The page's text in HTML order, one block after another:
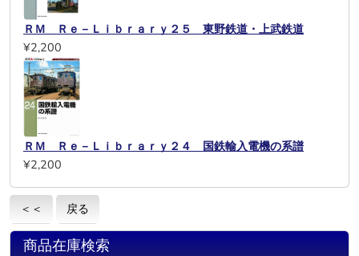
ＲＭ Ｒｅ－Ｌｉｂｒａｒｙ２５ 東野鉄道・上武鉄道
¥2,200
ＲＭ Ｒｅ－Ｌｉｂｒａｒｙ２４ 国鉄輸入電機の系譜
¥2,200
＜＜ 戻る
商品在庫検索